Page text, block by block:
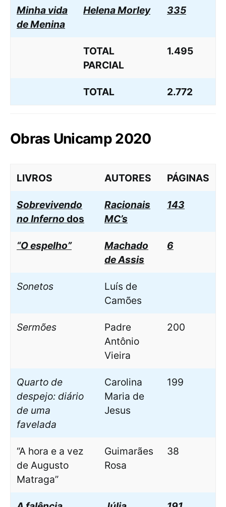
Minha vida
de Menina
Helena Morley 335
TOTAL
PARCIAL
1.495
TOTAL 2.772
Obras Unicamp 2020
LIVROS AUTORES PÁGINAS
Sobrevivendo
no Inferno dos
Racionais
MC’s
143
“O espelho”
Machado
de Assis
6
Sonetos
Luís de
Camões
Sermões
Padre
Antônio
Vieira
200
Quarto de
despejo: diário
de uma
favelada
Carolina
Maria de
Jesus
199
“A hora e a vez
de Augusto
Matraga”
Guimarães
Rosa
38